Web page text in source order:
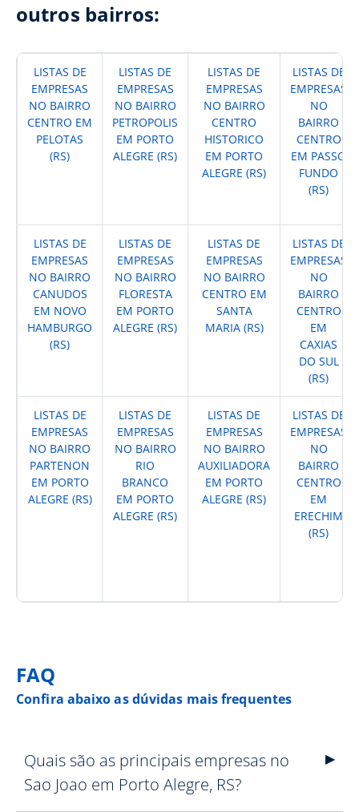
outros bairros:
LISTAS DE
EMPRESAS
NO BAIRRO
CENTRO EM
PELOTAS
(RS)
LISTAS DE
EMPRESAS
NO BAIRRO
PETROPOLIS
EM PORTO
ALEGRE (RS)
LISTAS DE
EMPRESAS
NO BAIRRO
CENTRO
HISTORICO
EM PORTO
ALEGRE (RS)
LISTAS DE
EMPRESAS
NO
BAIRRO
CENTRO
EM PASSO
FUNDO
(RS)
LISTAS DE
EMPRESAS
NO BAIRRO
CANUDOS
EM NOVO
HAMBURGO
(RS)
LISTAS DE
EMPRESAS
NO BAIRRO
FLORESTA
EM PORTO
ALEGRE (RS)
LISTAS DE
EMPRESAS
NO BAIRRO
CENTRO EM
SANTA
MARIA (RS)
LISTAS DE
EMPRESAS
NO
BAIRRO
CENTRO
EM
CAXIAS
DO SUL
(RS)
LISTAS DE
EMPRESAS
NO BAIRRO
PARTENON
EM PORTO
ALEGRE (RS)
LISTAS DE
EMPRESAS
NO BAIRRO
RIO
BRANCO
EM PORTO
ALEGRE (RS)
LISTAS DE
EMPRESAS
NO BAIRRO
AUXILIADORA
EM PORTO
ALEGRE (RS)
LISTAS DE
EMPRESAS
NO
BAIRRO
CENTRO
EM
ERECHIM
(RS)
FAQ
Confira abaixo as dúvidas mais frequentes
Quais são as principais empresas no
Sao Joao em Porto Alegre, RS?